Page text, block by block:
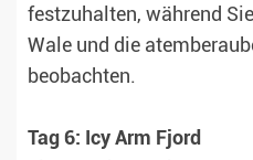
festzuhalten, während
Wale und die
beobachten.
Tag 6: Icy Arm Fjord